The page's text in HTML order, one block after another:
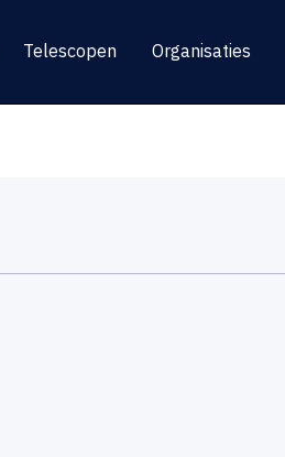
Telescopen Organisaties